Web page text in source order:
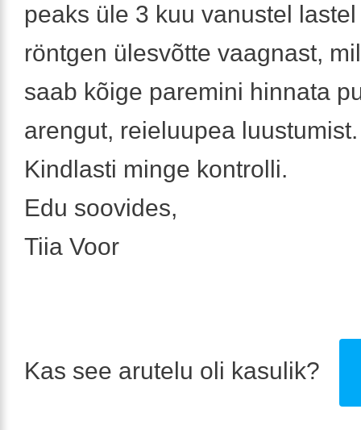
peaks üle 3 kuu vanustel
röntgen ülesvõtte vaagnast,
saab kõige paremini hinnata
arengut, reieluupea luustumist.
Kindlasti minge kontrolli.
Edu soovides,
Tiia Voor
Kas see arutelu oli kasulik?